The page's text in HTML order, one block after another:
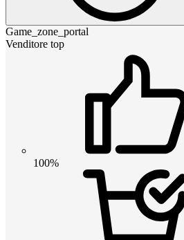
Game_zone_portal
Venditore top
100%